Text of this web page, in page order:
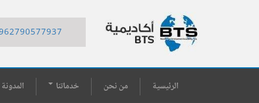
الرئيسية من نحن خدماتنا المدونة